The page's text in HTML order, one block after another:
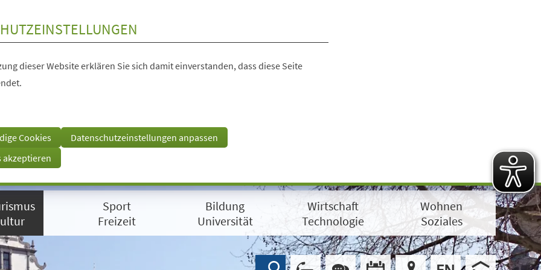
dieser Website erklären Sie sich damit einverstanden, dass diese Seite
Cookies
Datenschutzeinstellungen anpassen
akzeptieren
Sport
Freizeit
Bildung
Universität
Wirtschaft
Technologie
Wohnen
Soziales